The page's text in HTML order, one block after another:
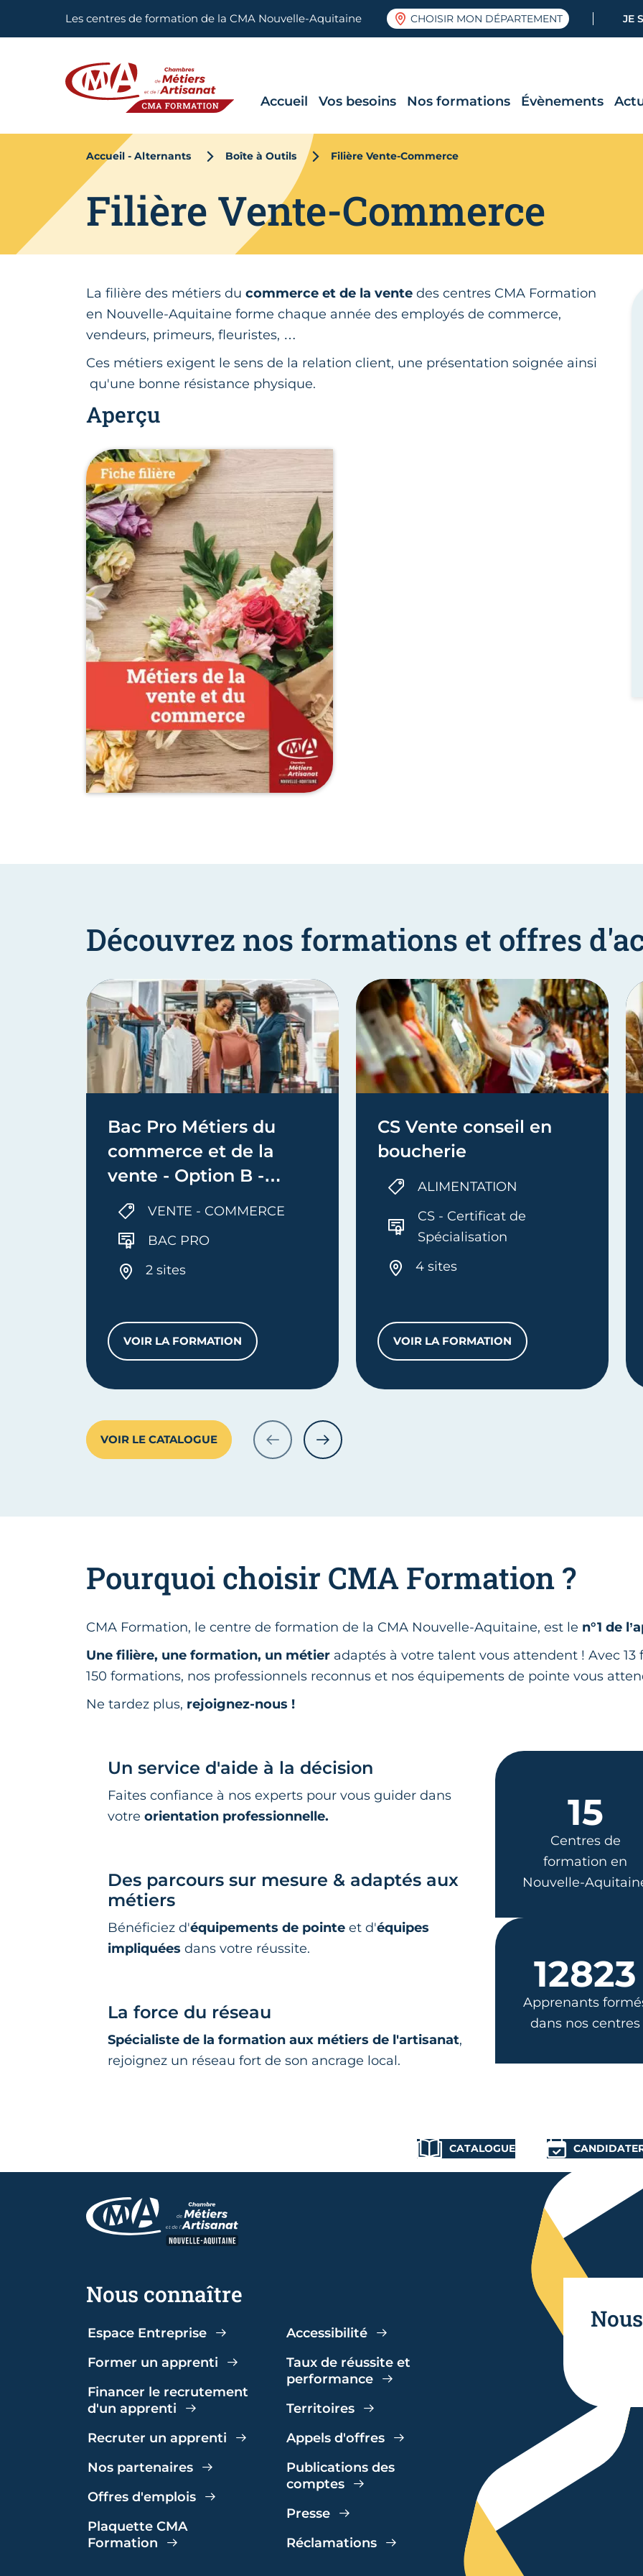
Les centres de formation de la CMA Nouvelle-Aquitaine CHOISIR MON DÉPARTEMENT JE
Accueil Vos besoins Nos formations Évènements
Accueil - Alternants Boîte à Outils Filière Vente-Commerce
Filière Vente-Commerce
La filière des métiers du commerce et de la vente des centres CMA Formation
en Nouvelle-Aquitaine forme chaque année des employés de commerce,
vendeurs, primeurs, fleuristes, …
Ces métiers exigent le sens de la relation client, une présentation soignée ainsi
qu'une bonne résistance physique.
Aperçu
Découvrez nos formations et offres
Bac Pro Métiers du
commerce et de la
vente - Option B -
Prospection clientèle et
valorisation de l’offre
commerciale
VENTE - COMMERCE
BAC PRO
2 sites
VOIR LA FORMATIONBAC PRO MÉTIERS DU COMMERCE ET DE LA VENTE - OPTION B - PROSPECTION
CS Vente conseil en
boucherie
ALIMENTATION
CS - Certificat de
Spécialisation
4 sites
VOIR LA FORMATIONCS VENTE CONSEIL EN
VOIR LE CATALOGUE PRÉCÉDENTSUIVANT
Pourquoi choisir CMA Formation ?
CMA Formation, le centre de formation de la CMA Nouvelle-Aquitaine, est le n°1 de
Une filière, une formation, un métier adaptés à votre talent vous attendent ! Avec
150 formations, nos professionnels reconnus et nos équipements de pointe vous
Ne tardez plus, rejoignez-nous !
Un service d'aide à la décision
Faites confiance à nos experts pour vous guider dans
votre orientation professionnelle.
Des parcours sur mesure & adaptés aux
métiers
Bénéficiez d'équipements de pointe et d'équipes
impliquées dans votre réussite.
La force du réseau
Spécialiste de la formation aux métiers de l'artisanat,
rejoignez un réseau fort de son ancrage local.
15
Centres de
formation en
Nouvelle-
12823
Apprenants
dans nos centres
CATALOGUE
Nous connaître
Espace Entreprise
Former un apprenti
Financer le recrutement
d'un apprenti
Recruter un apprenti
Nos partenaires
Offres d'emplois
Plaquette CMA
Formation
Accessibilité
Taux de réussite et
performance
Territoires
Appels d'offres
Publications des
comptes
Presse
Réclamations